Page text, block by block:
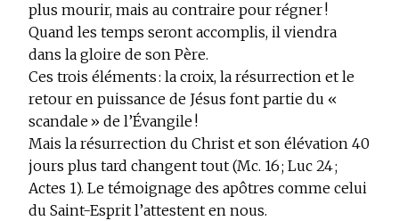
plus mourir, mais au contraire pour régner !
Quand les temps seront accomplis, il viendra
dans la gloire de son Père.
Ces trois éléments : la croix, la résurrection et le
retour en puissance de Jésus font partie du «
scandale » de l’Évangile !
Mais la résurrection du Christ et son élévation 40
jours plus tard changent tout (Mc. 16 ; Luc 24 ;
Actes 1). Le témoignage des apôtres comme celui
du Saint-Esprit l’attestent en nous.